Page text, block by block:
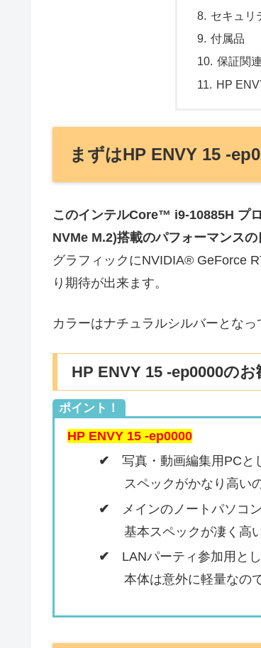
セキュリ
付属品
保証関連
HP
まずはHP ENVY 15 -
このインテルCore™ i9-10885H プ
NVMe M.2)搭載のパフォーマンスの
グラフィックにNVIDIA® GeForce
り期待が出来ます。
カラーはナチュラルシルバーとなっ
HP ENVY 15 -ep0000の
ポイント！
HP ENVY 15 -ep0000
✔ 写真・動画編集用PCと
スペックがかなり高いの
✔ メインのノートパソコ
基本スペックが凄く高い
✔ LANパーティ参加用と
本体は意外に軽量なので